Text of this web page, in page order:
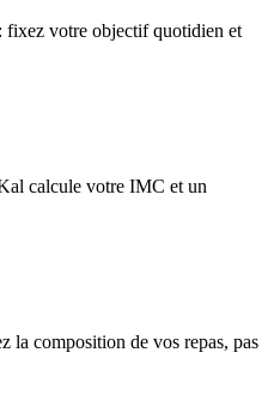
fixez votre objectif quotidien et
calcule votre IMC et un
la composition de vos repas, pas